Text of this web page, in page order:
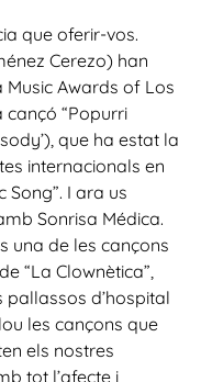
que oferir-vos.
Cerezo) han
Awards of Los
“Popurri
que ha estat la
internacionals en
Song”. I ara us
Sonrisa Médica.
una de les cançons
“La Clownètica”,
d’hospital
les cançons que
els nostres
tot l’afecte i